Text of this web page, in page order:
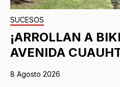
SUCESOS
¡ARROLLAN A
AVENIDA
8 Agosto 2026